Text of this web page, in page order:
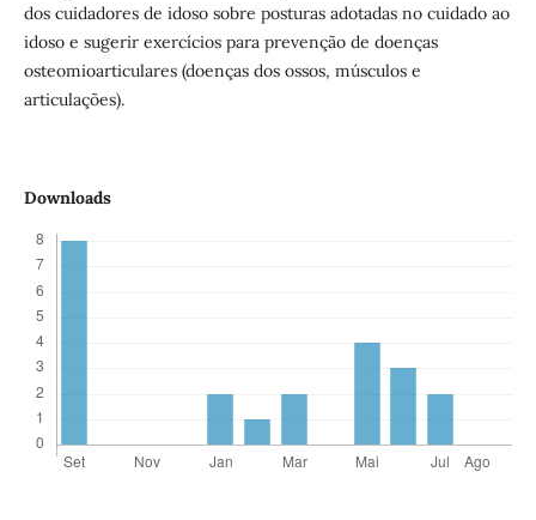
dos cuidadores de idoso sobre posturas adotadas no cuidado ao
idoso e sugerir exercícios para prevenção de doenças
osteomioarticulares (doenças dos ossos, músculos e
articulações).
Downloads